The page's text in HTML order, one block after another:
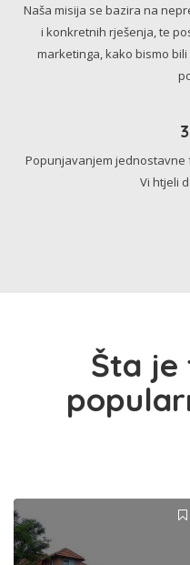
Naša misija se bazira na
i konkretnih rješenja, te
marketinga, kako bismo
Popunjavanjem jednostavne
Vi htjeli
Šta je